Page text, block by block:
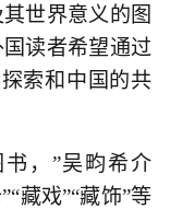
世界意义的图
读者希望通过
索和中国的共
，”吴畇希介
藏戏”“藏饰”等